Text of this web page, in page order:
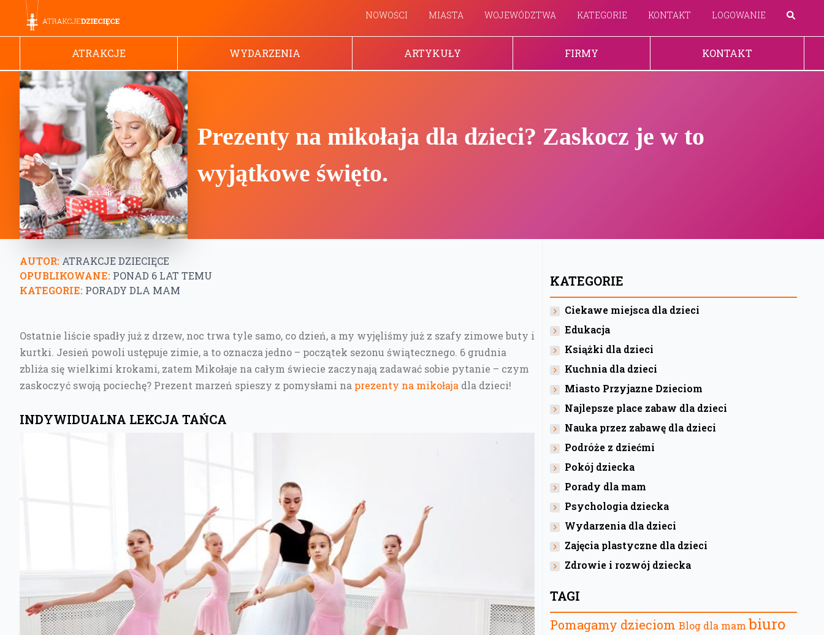
NOWOŚCI MIASTA WOJEWÓDZTWA KATEGORIE KONTAKT LOGOWANIE
ATRAKCJE WYDARZENIA ARTYKUŁY FIRMY KONTAKT
Prezenty na mikołaja dla dzieci? Zaskocz je w to
wyjątkowe święto.
AUTOR: ATRAKCJE DZIECIĘCE
OPUBLIKOWANE: PONAD 6 LAT TEMU
KATEGORIE: PORADY DLA MAM
Ostatnie liście spadły już z drzew, noc trwa tyle samo, co dzień, a my wyjęliśmy już z szafy zimowe buty i
kurtki. Jesień powoli ustępuje zimie, a to oznacza jedno – początek sezonu świątecznego. 6 grudnia
zbliża się wielkimi krokami, zatem Mikołaje na całym świecie zaczynają zadawać sobie pytanie – czym
zaskoczyć swoją pociechę? Prezent marzeń spieszy z pomysłami na prezenty na mikołaja dla dzieci!
INDYWIDUALNA LEKCJA TAŃCA
KATEGORIE
Ciekawe miejsca dla dzieci
Edukacja
Książki dla dzieci
Kuchnia dla dzieci
Miasto Przyjazne Dzieciom
Najlepsze place zabaw dla dzieci
Nauka przez zabawę dla dzieci
Podróże z dziećmi
Pokój dziecka
Porady dla mam
Psychologia dziecka
Wydarzenia dla dzieci
Zajęcia plastyczne dla dzieci
Zdrowie i rozwój dziecka
TAGI
Pomagamy dzieciom Blog dla mam biuro